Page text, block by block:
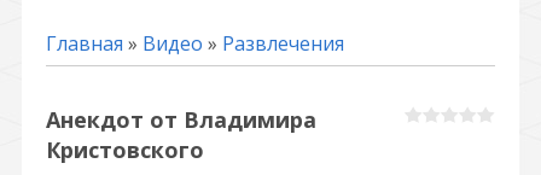
Главная » Видео » Развлечения
Анекдот от Владимира
Кристовского